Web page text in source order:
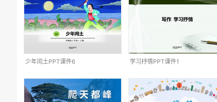
少年闰土PPT课件6 学习抒情PPT课件1